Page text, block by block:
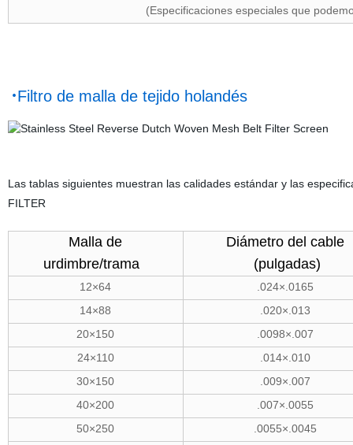
(Especificaciones especiales que
·Filtro de malla de tejido holandés
Las tablas siguientes muestran las calidades estándar y las
FILTER
Malla de
urdimbre/trama
Diámetro del cable
(pulgadas)
12×64
.024×.0165
14×88
.020×.013
20×150
.0098×.007
24×110
.014×.010
30×150
.009×.007
40×200
.007×.0055
50×250
.0055×.0045